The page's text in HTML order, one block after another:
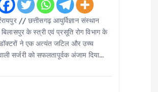
// छत्तीसगढ़ आयुर्विज्ञान संस्थान
के स्त्री एवं प्रसूति रोग विभाग के
डॉक्टरों ने एक अत्यंत जटिल और उच्च
सर्जरी को सफलतापूर्वक अंजाम दिया…